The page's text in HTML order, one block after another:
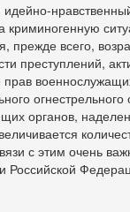
идейно-
криминогенную
прежде всего,
преступлений,
органов,
с этим очень